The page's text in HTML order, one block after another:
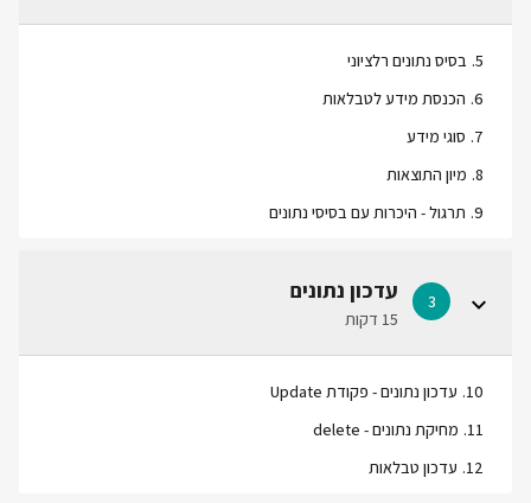
5
. בסיס נתונים רלציוני
6
. הכנסת מידע לטבלאות
7
. סוגי מידע
8
. מיון התוצאות
9
. תרגול - היכרות עם בסיסי נתונים
3 עדכון נתונים
15 דקות
10
. עדכון נתונים - פקודת Update
11
. מחיקת נתונים - delete
12
. עדכון טבלאות